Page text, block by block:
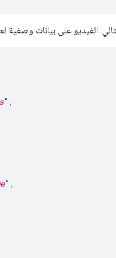
الفيديو على بيانات وصفية
",
",